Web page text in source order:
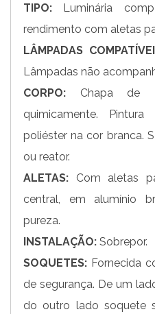
TIPO: Luminária
rendimento com aletas
LÂMPADAS
Lâmpadas não
CORPO: Chapa de
quimicamente.
poliéster na cor branca.
ou reator.
ALETAS: Com aletas
central, em alumínio
pureza.
INSTALAÇÃO: Sobrepor.
SOQUETES: Fornecida
de segurança. De um
do outro lado soquete